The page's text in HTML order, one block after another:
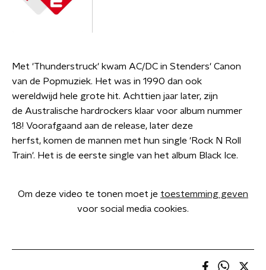
Met 'Thunderstruck' kwam AC/DC in Stenders' Canon
van de Popmuziek. Het was in 1990 dan ook
wereldwijd hele grote hit. Achttien jaar later, zijn
de Australische hardrockers klaar voor album nummer
18! Voorafgaand aan de release, later deze
herfst, komen de mannen met hun single 'Rock N Roll
Train'. Het is de eerste single van het album Black Ice.
Om deze video te tonen moet je toestemming geven
voor social media cookies.